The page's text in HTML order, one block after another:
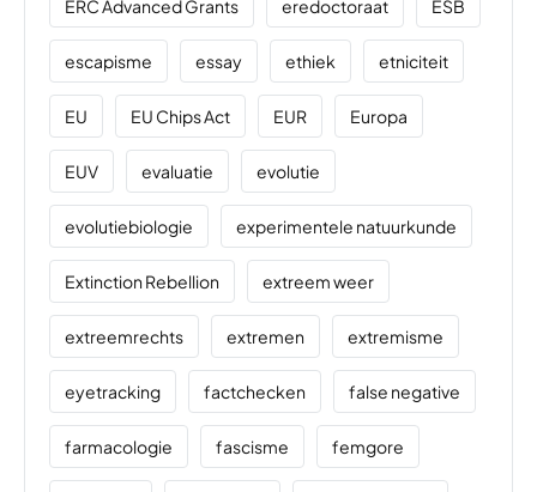
ERC Advanced Grants eredoctoraat ESB
escapisme essay ethiek etniciteit
EU EU Chips Act EUR Europa
EUV evaluatie evolutie
evolutiebiologie experimentele natuurkunde
Extinction Rebellion extreem weer
extreemrechts extremen extremisme
eyetracking factchecken false negative
farmacologie fascisme femgore